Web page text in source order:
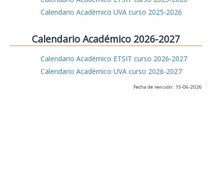
Calendario Académico UVA curso 2025-2026
Calendario Académico 2026-2027
Calendario Académico ETSIT curso 2026-2027
Calendario Académico UVA curso 2026-2027
Fecha de revisión: 15-06-2026